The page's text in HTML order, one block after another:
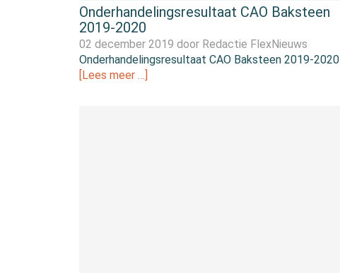
Onderhandelingsresultaat CAO Baksteen
2019-2020
02 december 2019 door Redactie FlexNieuws
Onderhandelingsresultaat CAO Baksteen 2019-2020
[Lees meer …]